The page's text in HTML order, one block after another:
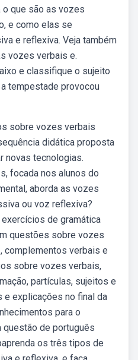
o que são as vozes
e como elas se
e reflexiva. Veja também
vozes verbais e.
e classifique o sujeito
tempestade provocou
sobre vozes verbais
didática proposta
novas tecnologias.
focada nos alunos do
aborda as vozes
ou voz reflexiva?
de gramática
questões sobre vozes
complementos verbais e
sobre vozes verbais,
partículas, sujeitos e
e explicações no final da
para o
de português
os três tipos de